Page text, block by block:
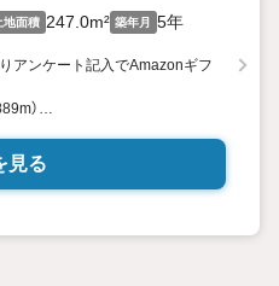
地面積 247.0m² 築年月 5年
アンケート記入でAmazonギフ
）
宿店」まで徒歩10分（約784m）
見る